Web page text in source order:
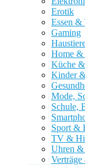
Erotik
Essen &
Gaming
Home
Küche
Kinder
Mode,
Schule,
Sport &
TV &
Uhren &
Verträge